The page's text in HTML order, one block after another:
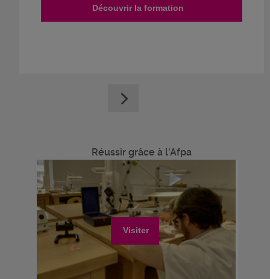
Découvrir la formation
Réussir grâce à l'Afpa
Visiter